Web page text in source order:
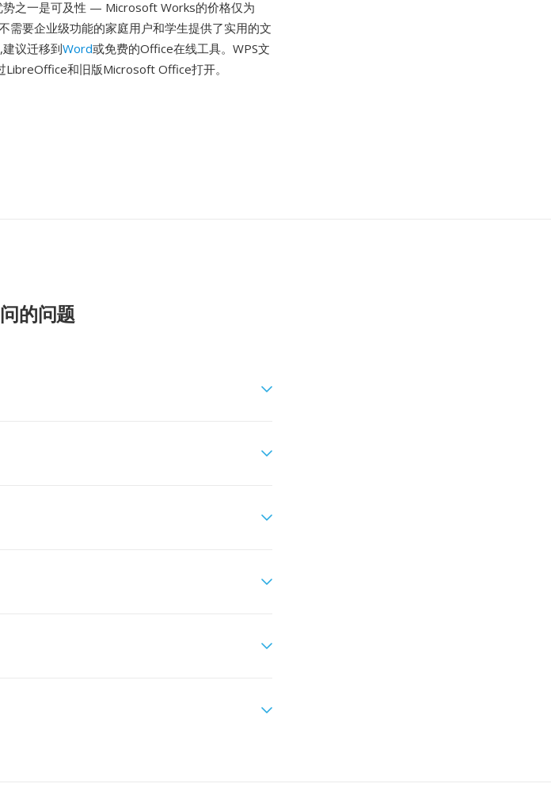
势之一是可及性 — Microsoft Works的价格仅为
需要企业级功能的家庭用户和学生提供了实用的文
议迁移到Word或免费的Office在线工具。WPS文
和旧版Microsoft Office打开。
的问题